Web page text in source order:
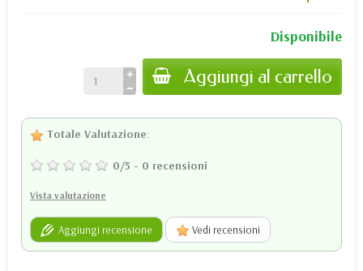
Disponibile
Aggiungi al carrello
Totale Valutazione:
0/5 - 0 recensioni
Vista valutazione
Aggiungi recensione Vedi recensioni